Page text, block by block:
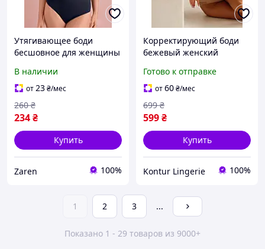
Утягивающее боди
бесшовное для женщины
В наличии
от23₴/мес
234₴
260 ₴
Купить
Zaren 100%
Корректирующий боди
бежевый женский
боди для коррекции
фигуры моделирующее
белье
Готово к отправке
от60₴/мес
599₴
699 ₴
Купить
Kontur Lingerie 100%
1 2 3 ...
Показано 1 - 29 товаров из 9000+